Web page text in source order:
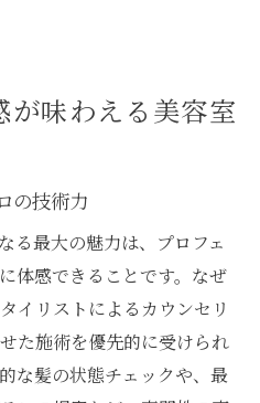
が味わえる美容室
の技術力
る最大の魅力は、プロフェ
体感できることです。なぜ
イリストによるカウンセリ
た施術を優先的に受けられ
な髪の状態チェックや、最